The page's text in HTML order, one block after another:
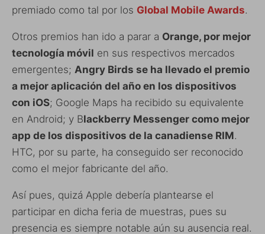
premiado como tal por los Global Mobile Awards.
Otros premios han ido a parar a Orange, por mejor
tecnología móvil en sus respectivos mercados
emergentes; Angry Birds se ha llevado el premio
a mejor aplicación del año en los dispositivos
con iOS; Google Maps ha recibido su equivalente
en Android; y Blackberry Messenger como mejor
app de los dispositivos de la canadiense RIM.
HTC, por su parte, ha conseguido ser reconocido
como el mejor fabricante del año.
Así pues, quizá Apple debería plantearse el
participar en dicha feria de muestras, pues su
presencia es siempre notable aún su ausencia real.